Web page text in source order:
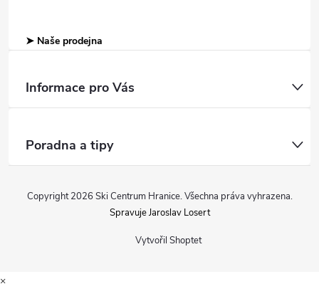
➤ Naše prodejna
Informace pro Vás
Poradna a tipy
Vytvořil Shoptet
Copyright 2026 Ski Centrum Hranice. Všechna práva vyhrazena.
Spravuje Jaroslav Losert
×